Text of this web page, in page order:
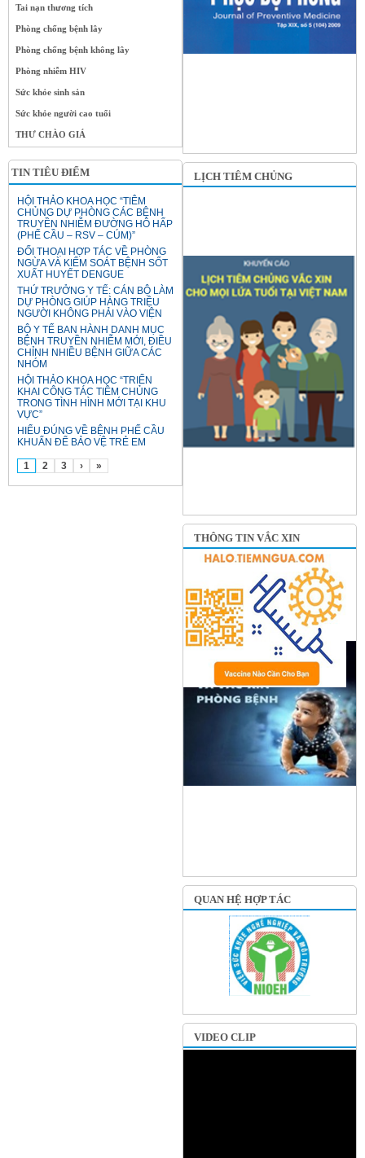
Tai nạn thương tích
Phòng chống bệnh lây
Phòng chống bệnh không lây
Phòng nhiễm HIV
Sức khỏe sinh sản
Sức khỏe người cao tuổi
THƯ CHÀO GIÁ
TIN TIÊU ĐIỂM
HỘI THẢO KHOA HỌC “TIÊM
CHỦNG DỰ PHÒNG CÁC BỆNH
TRUYỀN NHIỄM ĐƯỜNG HÔ HẤP
(PHẾ CẦU – RSV – CÚM)”
ĐỐI THOẠI HỢP TÁC VỀ PHÒNG
NGỪA VÀ KIỂM SOÁT BỆNH SỐT
XUẤT HUYẾT DENGUE
THỨ TRƯỞNG Y TẾ: CÁN BỘ LÀM
DỰ PHÒNG GIÚP HÀNG TRIỆU
NGƯỜI KHÔNG PHẢI VÀO VIỆN
BỘ Y TẾ BAN HÀNH DANH MỤC
BỆNH TRUYỀN NHIỄM MỚI, ĐIỀU
CHỈNH NHIỀU BỆNH GIỮA CÁC
NHÓM
HỘI THẢO KHOA HỌC “TRIỂN
KHAI CÔNG TÁC TIÊM CHỦNG
TRONG TÌNH HÌNH MỚI TẠI KHU
VỰC”
HIỂU ĐÚNG VỀ BỆNH PHẾ CẦU
KHUẨN ĐỂ BẢO VỆ TRẺ EM
1 2 3 › »
LỊCH TIÊM CHỦNG
THÔNG TIN VẮC XIN
QUAN HỆ HỢP TÁC
VIDEO CLIP